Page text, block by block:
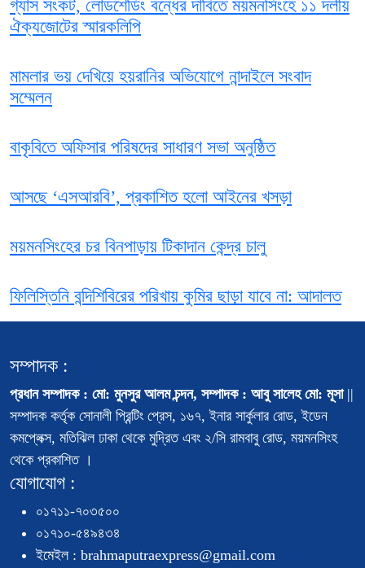
গ্যাস সংকট, লোডশেডিং বন্ধের দাবিতে ময়মনসিংহে ১১ দলীয়
ঐক্যজোটের স্মারকলিপি
মামলার ভয় দেখিয়ে হয়রানির অভিযোগে নান্দাইলে সংবাদ
সম্মেলন
বাকৃবিতে অফিসার পরিষদের সাধারণ সভা অনুষ্ঠিত
আসছে ‘এসআরবি’, প্রকাশিত হলো আইনের খসড়া
ময়মনসিংহের চর বিনপাড়ায় টিকাদান কেন্দ্র চালু
ফিলিস্তিনি বন্দিশিবিরের পরিখায় কুমির ছাড়া যাবে না: আদালত
সম্পাদক :
প্রধান সম্পাদক : মো: মুনসুর আলম চন্দন, সম্পাদক : আবু সালেহ মো: মূসা||
সম্পাদক কর্তৃক সোনালী প্রিন্টিং প্রেস, ১৬৭, ইনার সার্কুলার রোড, ইডেন
কমপ্লেক্স, মতিঝিল ঢাকা থেকে মুদ্রিত এবং ২/সি রামবাবু রোড, ময়মনসিংহ
থেকে প্রকাশিত ।
যোগাযোগ :
০১৭১১-৭০৩৫০০
০১৭১০-৫৪৯৪৩৪
ইমেইল : brahmaputraexpress@gmail.com